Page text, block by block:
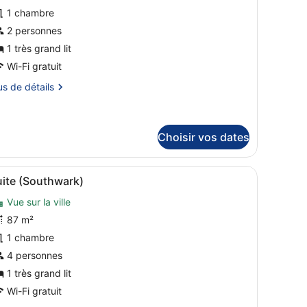
:
1 chambre
2 personnes
1 très grand lit
Wi-Fi gratuit
de détails
Choisir vos dates
d’un bureau et d’une grande fenêtre donnant sur la ville.
d’une grande télévision, d’un canapé, d’un bureau et offrant une
:
Une chambre d’hôtel moderne dotée
7 (Southwark)
Vue sur la ville
87 m²
1 chambre
4 personnes
1 très grand lit
Wi-Fi gratuit